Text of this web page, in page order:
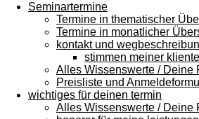
Seminartermine
Termine in thematischer
Termine in monatlicher
kontakt und
stimmen meiner
Alles Wissenswerte / Deine
Preisliste und
wichtiges für deinen termin
Alles Wissenswerte / Deine